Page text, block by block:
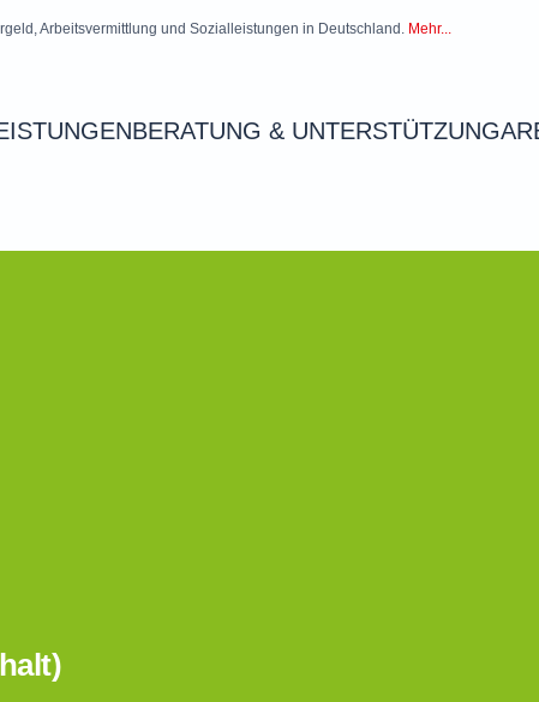
Arbeitsvermittlung und Sozialleistungen in Deutschland. Mehr...
BERATUNG & UNTERSTÜTZUNG